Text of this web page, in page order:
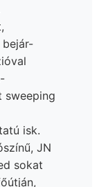
sweeping
isk.
JN
sokat